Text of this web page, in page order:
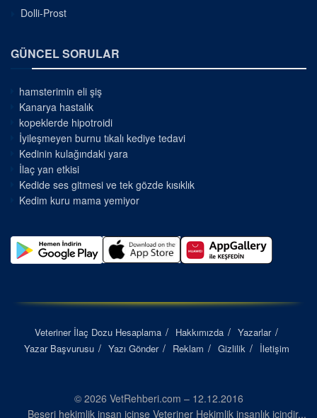
Dolli-Prost
GÜNCEL SORULAR
hamsterimin eli şiş
Kanarya hastalık
kopeklerde hipotroidi
İyileşmeyen burnu tıkalı kediye tedavi
Kedinin kulağındaki yara
İlaç yan etkisi
Kedide ses gitmesi ve tek gözde kısıklık
Kedim kuru mama yemiyor
Veteriner İlaç Dozu Hesaplama Hakkımızda
Yazarlar
Yazar Başvurusu
Yazı Gönder Reklam Gizlilik İletişim
© 2026 VetRehberi.com – 12.12.2016
Beşeri hekimlik insan içinse Veteriner Hekimlik insanlık içindir...